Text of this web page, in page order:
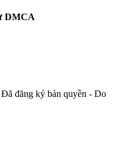
DMCA
đăng ký bản quyền - Do